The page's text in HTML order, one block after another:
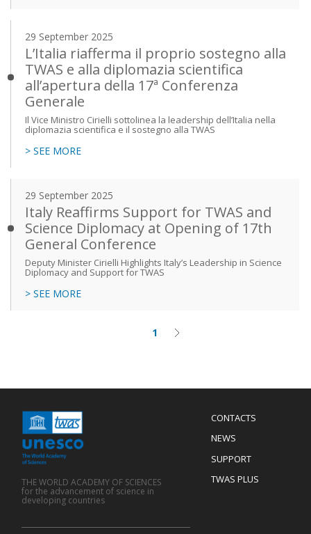
29 September 2025
L’Italia riafferma il proprio sostegno alla
TWAS e alla diplomazia scientifica
all’apertura della 17ª Conferenza
Generale
Il Vice Ministro Cirielli sottolinea la leadership dell’Italia nella
diplomazia scientifica e il sostegno alla TWAS
> SEE MORE
29 September 2025
Italy Reaffirms Support for TWAS and
Science Diplomacy at Opening of 17th
General Conference
Deputy Minister Cirielli Highlights Italy’s Leadership in Science
Diplomacy and Support for TWAS
> SEE MORE
Current
1 Next
Menu
Footer
CONTACTS
NEWS
SUPPORT
TWAS PLUS
THE WORLD ACADEMY OF SCIENCES
for the advancement of science in
developing countries